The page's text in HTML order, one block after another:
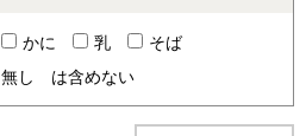
かに 乳
そば
無し は含めない